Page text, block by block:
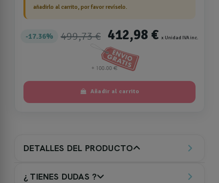
añadirlo al carrito, por favor revíselo.
17.36% 499,73 € 412,98 € x Unidad IVA inc.
Añadir al carrito
DETALLES DEL PRODUCTO
¿ TIENES DUDAS ?